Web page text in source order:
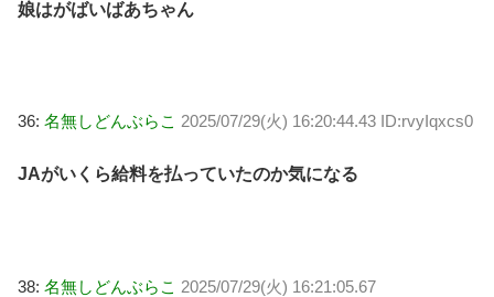
娘はがばいばあちゃん
36: 名無しどんぶらこ 2025/07/29(火) 16:20:44.43 ID:rvyIqxcs0
JAがいくら給料を払っていたのか気になる
38: 名無しどんぶらこ 2025/07/29(火) 16:21:05.67